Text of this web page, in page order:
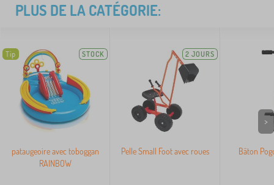
PLUS DE LA CATÉGORIE:
Tip STOCK
pataugeoire avec toboggan
RAINBOW
2 JOURS
Pelle Small Foot avec roues Bâton
>